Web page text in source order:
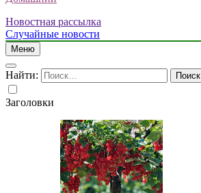
Новостная рассылка
Случайные новости
Меню
Найти:
Заголовки